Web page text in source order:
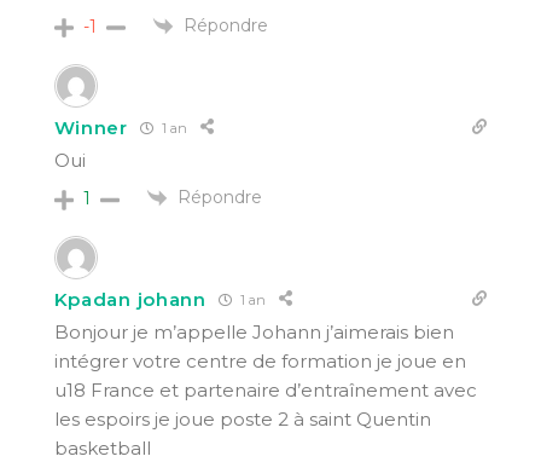
-1 Répondre
Winner 1 an
Oui
1 Répondre
Kpadan johann 1 an
Bonjour je m’appelle Johann j’aimerais bien
intégrer votre centre de formation je joue en
u18 France et partenaire d’entraînement avec
les espoirs je joue poste 2 à saint Quentin
basketball